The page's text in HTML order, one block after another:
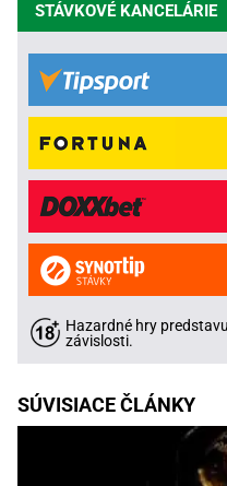
STÁVKOVÉ KANCELÁRIE
Hazardné hry
závislosti.
SÚVISIACE ČLÁNKY